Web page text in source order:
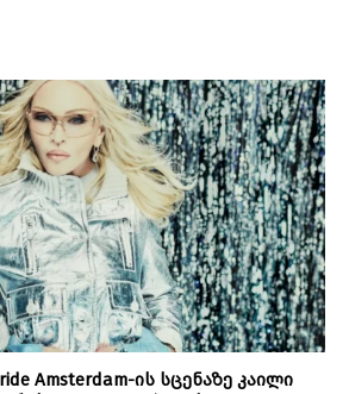
Amsterdam-ის სცენაზე კაილი